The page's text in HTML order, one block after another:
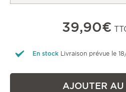
39,90€
En stock Livraison prévue le
AJOUTER AU